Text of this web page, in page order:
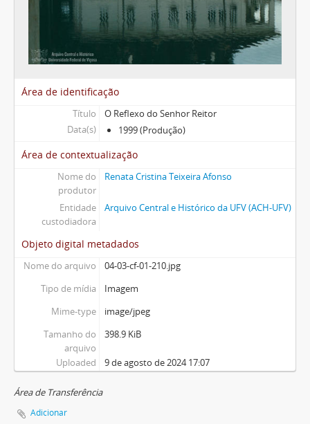
Área de identificação
Título
O Reflexo do Senhor Reitor
Data(s)
1999 (Produção)
Área de contextualização
Nome do
produtor
Renata Cristina Teixeira Afonso
Entidade
custodiadora
Arquivo Central e Histórico da UFV (ACH-UFV)
Objeto digital metadados
Nome do arquivo
04-03-cf-01-210.jpg
Tipo de mídia
Imagem
Mime-type
image/jpeg
Tamanho do
arquivo
398.9 KiB
Uploaded 9 de agosto de 2024 17:07
Área de Transferência
Adicionar